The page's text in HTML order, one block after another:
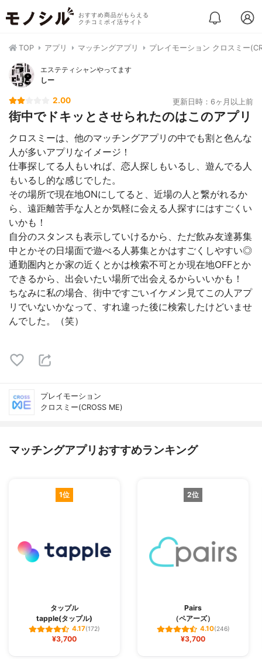
おすすめ商品がもらえる
クチコミポイ活サイト
TOP アプリ マッチングアプリ プレイモーション クロスミー
エステティシャンやってます
しー
2.00 更新日時：6ヶ月以上前
街中でドキッとさせられたのはこのアプリ
クロスミーは、他のマッチングアプリの中でも割と色んな
人が多いアプリなイメージ！
仕事探してる人もいれば、恋人探しもいるし、遊んでる人
もいるし的な感じでした。
その場所で現在地ONにしてると、近場の人と繋がれるか
ら、遠距離苦手な人とか気軽に会える人探すにはすごくい
いかも！
自分のスタンスも表示していけるから、ただ飲み友達募集
中とかその日場面で遊べる人募集とかはすごくしやすい◎
通勤圏内とか家の近くとかは検索不可とか現在地OFFとか
できるから、出会いたい場所で出会えるからいいかも！
ちなみに私の場合、街中ですごいイケメン見てこの人アプ
リでいないかなって、すれ違った後に検索したけどいませ
んでした。（笑）
プレイモーション
クロスミー(CROSS ME)
マッチングアプリおすすめランキング
1位
タップル
tapple(タップル)
4.17(172)
¥3,700
2位
Pairs
（ペアーズ）
4.10(246)
¥3,700